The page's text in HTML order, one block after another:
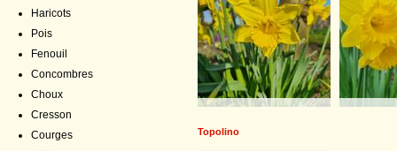
Haricots
Pois
Fenouil
Concombres
Choux
Cresson
Courges
Topolino